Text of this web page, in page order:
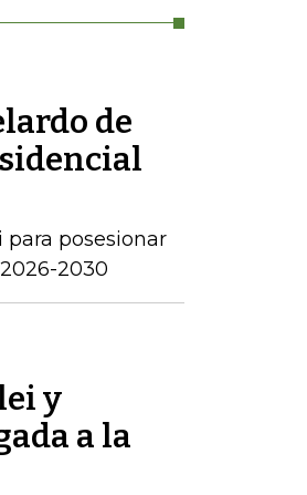
de
para posesionar
2030
y
a la